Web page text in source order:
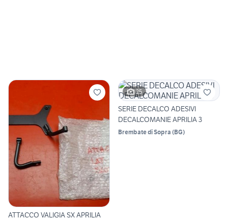
ATTACCO VALIGIA SX APRILIA
25
SERIE DECALCO ADESIVI
DECALCOMANIE APRILIA 3
Brembate di Sopra (BG)